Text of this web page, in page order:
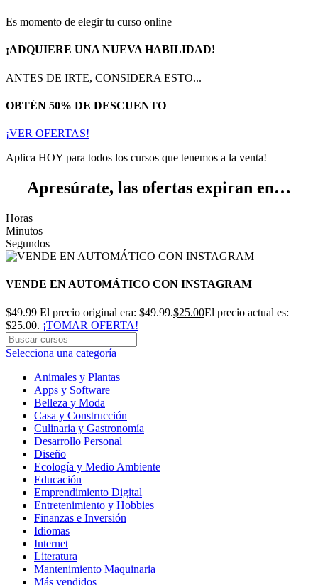
Es momento de elegir tu curso online
¡ADQUIERE UNA NUEVA HABILIDAD!
ANTES DE IRTE, CONSIDERA ESTO...
OBTÉN 50% DE DESCUENTO
¡VER OFERTAS!
Aplica HOY para todos los cursos que tenemos a la venta!
Apresúrate, las ofertas expiran en…
Horas
Minutos
Segundos
VENDE EN AUTOMÁTICO CON INSTAGRAM
$49.99 El precio original era: $49.99.$25.00El precio actual es:
$25.00. ¡TOMAR OFERTA!
Selecciona una categoría
Animales y Plantas
Apps y Software
Belleza y Moda
Casa y Construcción
Culinaria y Gastronomía
Desarrollo Personal
Diseño
Ecología y Medio Ambiente
Educación
Emprendimiento Digital
Entretenimiento y Hobbies
Finanzas e Inversión
Idiomas
Internet
Literatura
Mantenimiento Maquinaria
Más vendidos